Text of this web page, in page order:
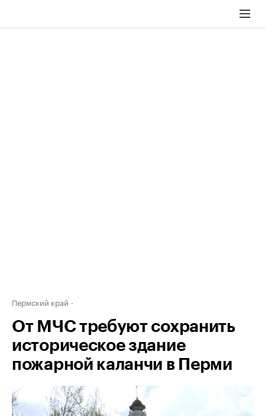
Пермский край
От МЧС требуют сохранить
историческое здание
пожарной каланчи в Перми